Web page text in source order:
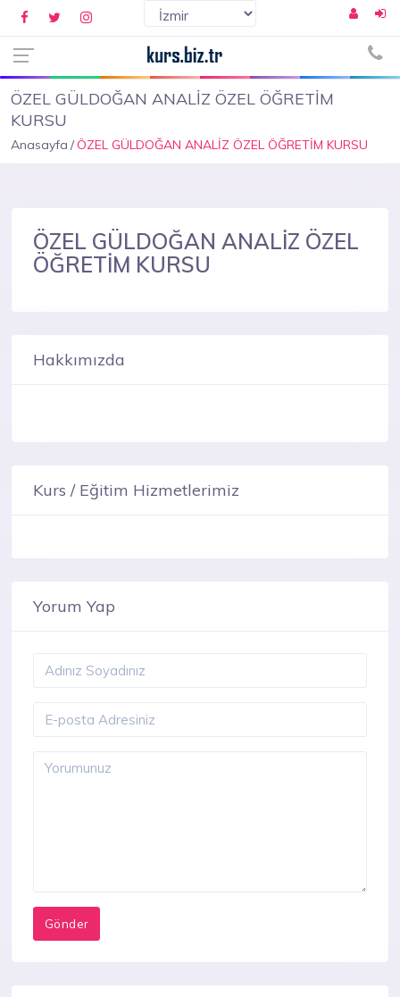
ÖZEL GÜLDOĞAN ANALİZ ÖZEL ÖĞRETİM
KURSU
Anasayfa ÖZEL GÜLDOĞAN ANALİZ ÖZEL ÖĞRETİM KURSU
ÖZEL GÜLDOĞAN ANALİZ ÖZEL
ÖĞRETİM KURSU
Hakkımızda
Kurs / Eğitim Hizmetlerimiz
Yorum Yap